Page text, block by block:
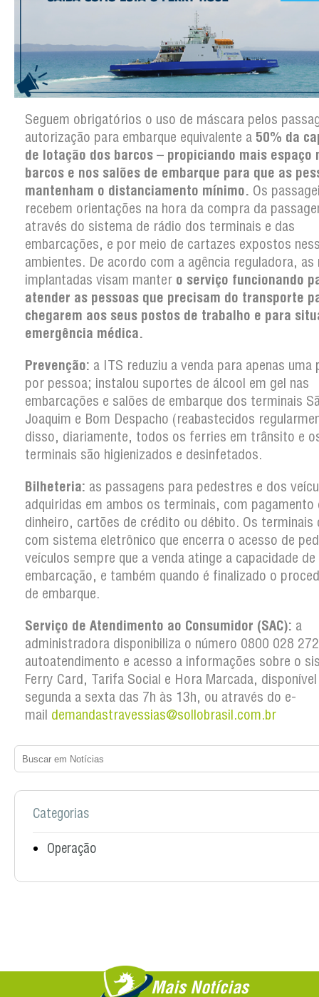
Seguem obrigatórios o uso de máscara pelos
autorização para embarque equivalente a 50% da
de lotação dos barcos – propiciando mais espaço
barcos e nos salões de embarque para que as
mantenham o distanciamento mínimo. Os
recebem orientações na hora da compra da
através do sistema de rádio dos terminais e das
embarcações, e por meio de cartazes expostos
ambientes. De acordo com a agência reguladora, as
implantadas visam manter o serviço funcionando
atender as pessoas que precisam do transporte
chegarem aos seus postos de trabalho e para
emergência médica.
Prevenção: a ITS reduziu a venda para apenas uma
por pessoa; instalou suportes de álcool em gel nas
embarcações e salões de embarque dos terminais
Joaquim e Bom Despacho (reabastecidos
disso, diariamente, todos os ferries em trânsito e
terminais são higienizados e desinfetados.
Bilheteria: as passagens para pedestres e dos
adquiridas em ambos os terminais, com pagamento
dinheiro, cartões de crédito ou débito. Os terminais
com sistema eletrônico que encerra o acesso de
veículos sempre que a venda atinge a capacidade de
embarcação, e também quando é finalizado o
de embarque.
Serviço de Atendimento ao Consumidor (SAC): a
administradora disponibiliza o número 0800 028
autoatendimento e acesso a informações sobre o
Ferry Card, Tarifa Social e Hora Marcada,
segunda a sexta das 7h às 13h, ou através do e-
mail demandastravessias@sollobrasil.com.br
Categorias
Operação
Mais Notícias